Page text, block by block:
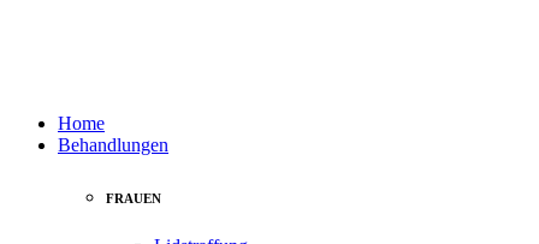
Home
Behandlungen
FRAUEN